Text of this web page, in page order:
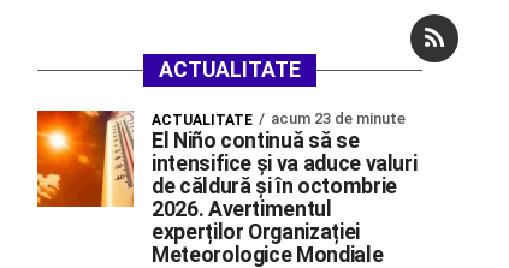
ACTUALITATE
ACTUALITATE acum 23 de minute
El Niño continuă să se
intensifice și va aduce valuri
de căldură și în octombrie
2026. Avertimentul
experților Organizației
Meteorologice Mondiale